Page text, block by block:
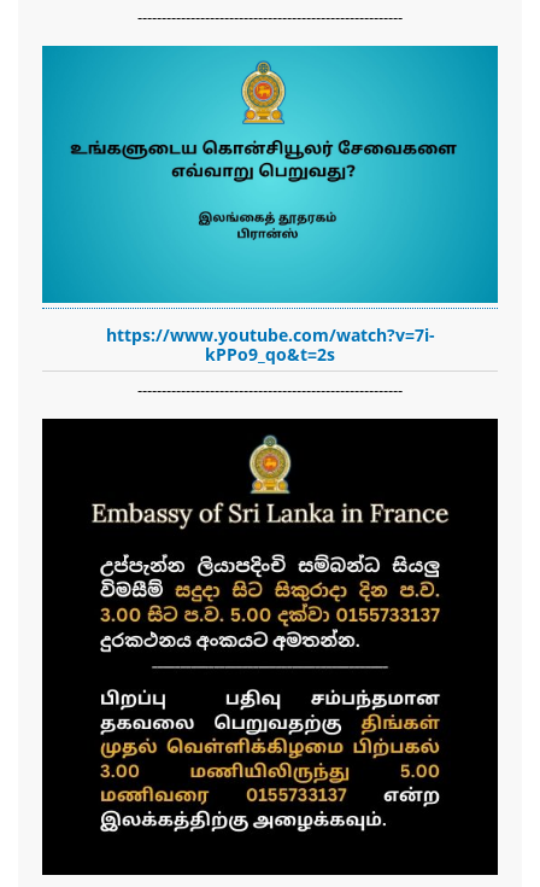
-------------------------------------------------------
https://www.youtube.com/watch?v=7i-
kPPo9_qo&t=2s
-------------------------------------------------------